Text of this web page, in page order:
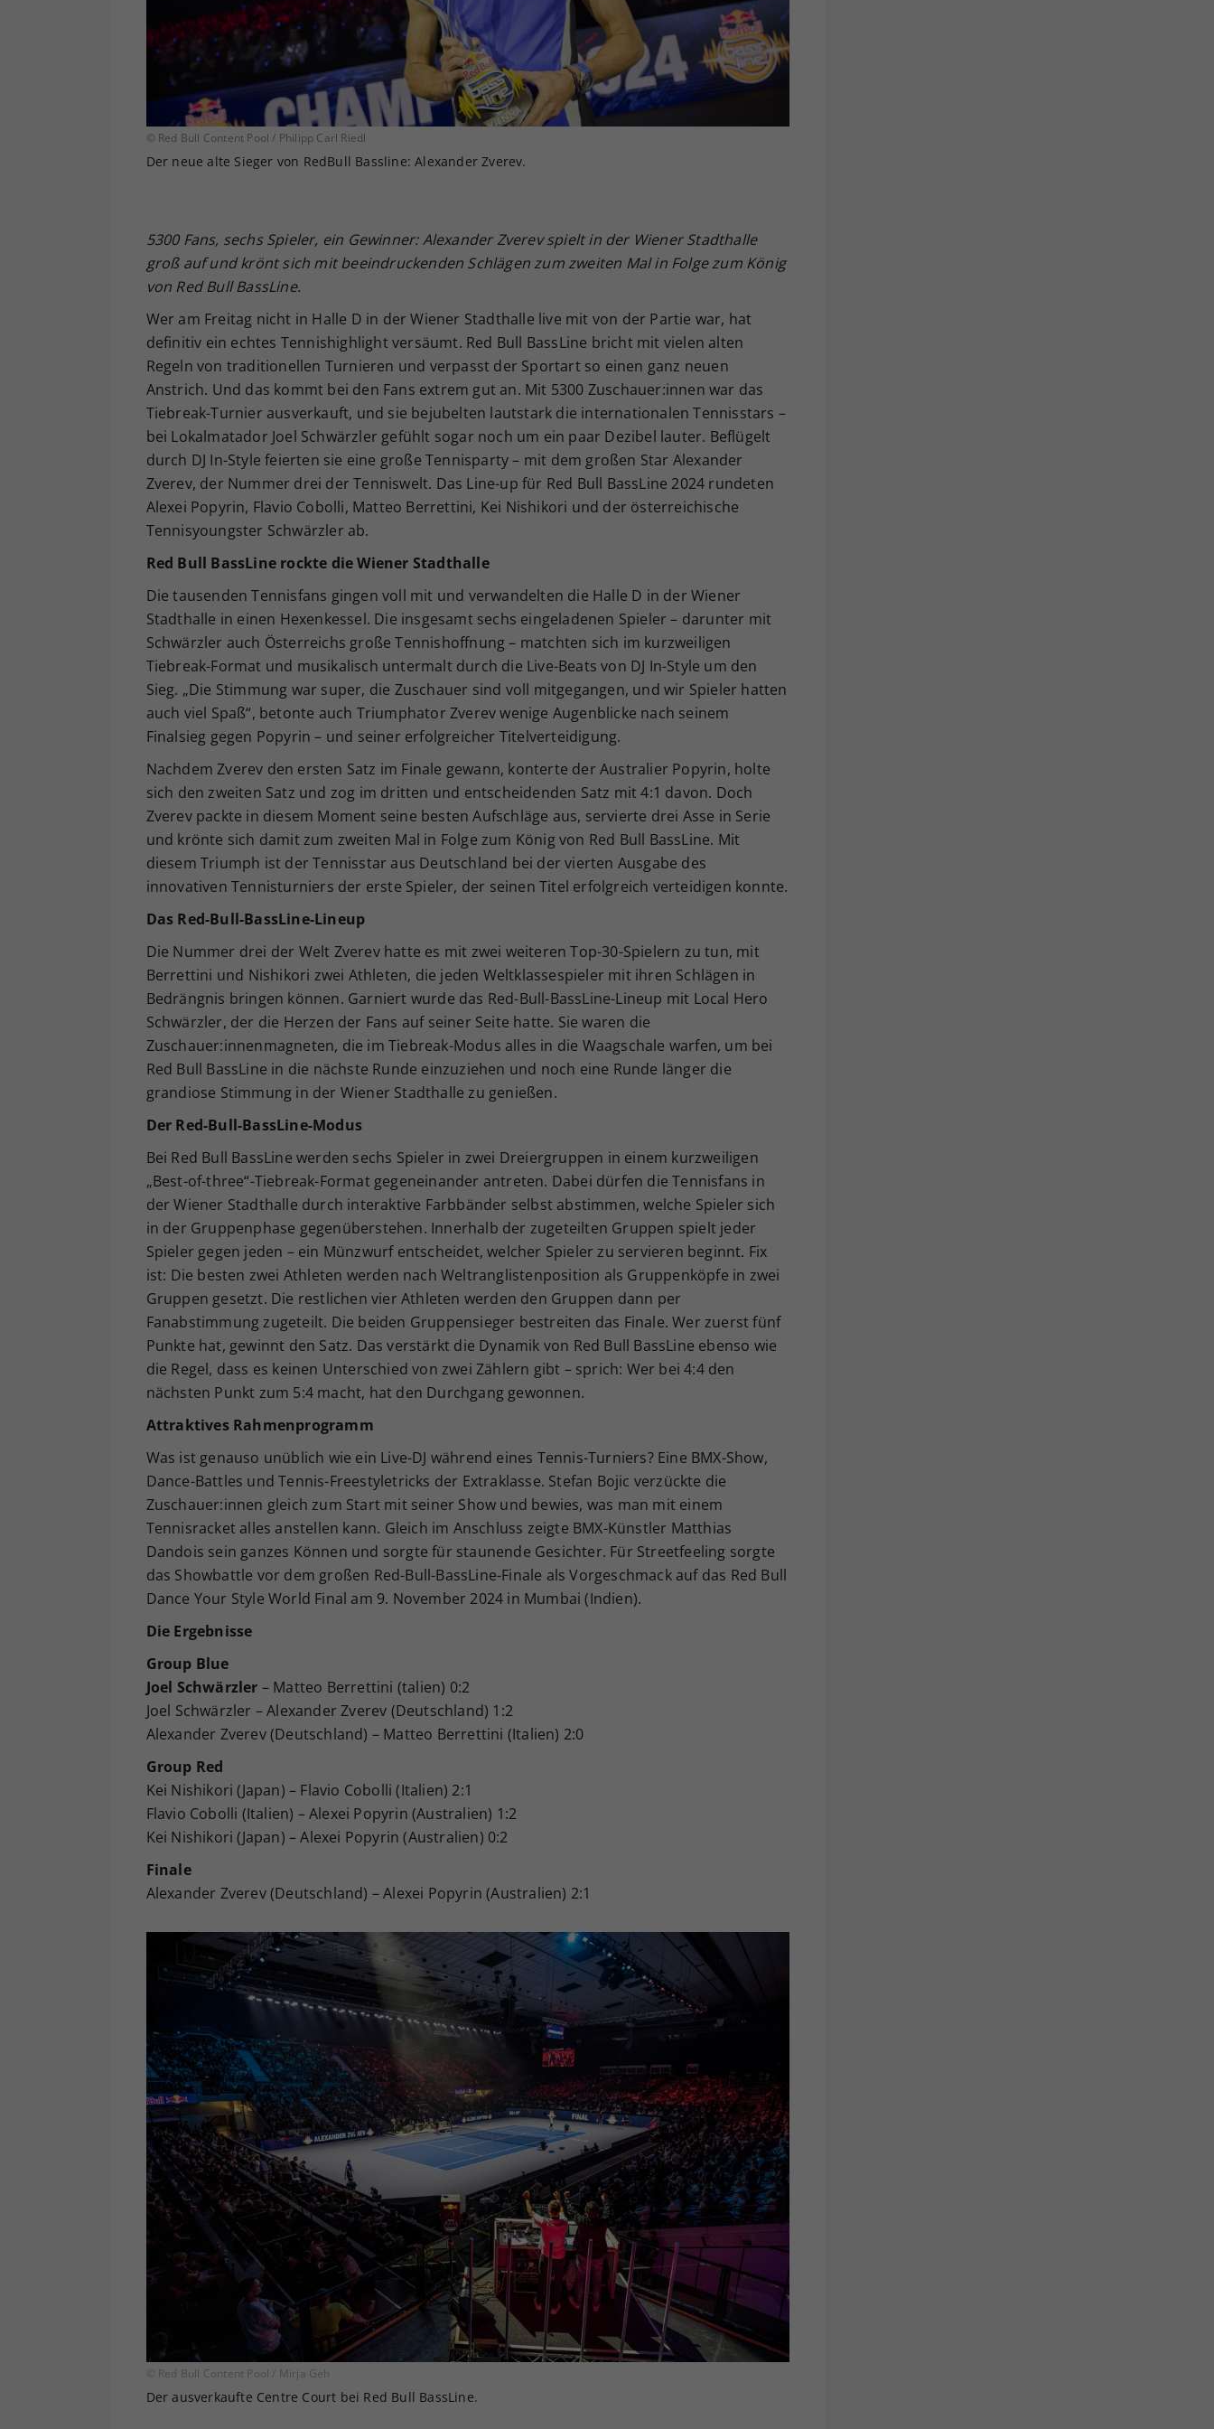
© Red Bull Content Pool / Philipp Carl Riedl
Der neue alte Sieger von RedBull Bassline: Alexander Zverev.
5300 Fans, sechs Spieler, ein Gewinner: Alexander Zverev spielt in der Wiener Stadthalle
groß auf und krönt sich mit beeindruckenden Schlägen zum zweiten Mal in Folge zum König
von Red Bull BassLine.
Wer am Freitag nicht in Halle D in der Wiener Stadthalle live mit von der Partie war, hat
definitiv ein echtes Tennishighlight versäumt. Red Bull BassLine bricht mit vielen alten
Regeln von traditionellen Turnieren und verpasst der Sportart so einen ganz neuen
Anstrich. Und das kommt bei den Fans extrem gut an. Mit 5300 Zuschauer:innen war das
Tiebreak-Turnier ausverkauft, und sie bejubelten lautstark die internationalen Tennisstars –
bei Lokalmatador Joel Schwärzler gefühlt sogar noch um ein paar Dezibel lauter. Beflügelt
durch DJ In-Style feierten sie eine große Tennisparty – mit dem großen Star Alexander
Zverev, der Nummer drei der Tenniswelt. Das Line-up für Red Bull BassLine 2024 rundeten
Alexei Popyrin, Flavio Cobolli, Matteo Berrettini, Kei Nishikori und der österreichische
Tennisyoungster Schwärzler ab.
Red Bull BassLine rockte die Wiener Stadthalle
Die tausenden Tennisfans gingen voll mit und verwandelten die Halle D in der Wiener
Stadthalle in einen Hexenkessel. Die insgesamt sechs eingeladenen Spieler – darunter mit
Schwärzler auch Österreichs große Tennishoffnung – matchten sich im kurzweiligen
Tiebreak-Format und musikalisch untermalt durch die Live-Beats von DJ In-Style um den
Sieg. „Die Stimmung war super, die Zuschauer sind voll mitgegangen, und wir Spieler hatten
auch viel Spaß“, betonte auch Triumphator Zverev wenige Augenblicke nach seinem
Finalsieg gegen Popyrin – und seiner erfolgreicher Titelverteidigung.
Nachdem Zverev den ersten Satz im Finale gewann, konterte der Australier Popyrin, holte
sich den zweiten Satz und zog im dritten und entscheidenden Satz mit 4:1 davon. Doch
Zverev packte in diesem Moment seine besten Aufschläge aus, servierte drei Asse in Serie
und krönte sich damit zum zweiten Mal in Folge zum König von Red Bull BassLine. Mit
diesem Triumph ist der Tennisstar aus Deutschland bei der vierten Ausgabe des
innovativen Tennisturniers der erste Spieler, der seinen Titel erfolgreich verteidigen konnte.
Das Red-Bull-BassLine-Lineup
Die Nummer drei der Welt Zverev hatte es mit zwei weiteren Top-30-Spielern zu tun, mit
Berrettini und Nishikori zwei Athleten, die jeden Weltklassespieler mit ihren Schlägen in
Bedrängnis bringen können. Garniert wurde das Red-Bull-BassLine-Lineup mit Local Hero
Schwärzler, der die Herzen der Fans auf seiner Seite hatte. Sie waren die
Zuschauer:innenmagneten, die im Tiebreak-Modus alles in die Waagschale warfen, um bei
Red Bull BassLine in die nächste Runde einzuziehen und noch eine Runde länger die
grandiose Stimmung in der Wiener Stadthalle zu genießen.
Der Red-Bull-BassLine-Modus
Bei Red Bull BassLine werden sechs Spieler in zwei Dreiergruppen in einem kurzweiligen
„Best-of-three“-Tiebreak-Format gegeneinander antreten. Dabei dürfen die Tennisfans in
der Wiener Stadthalle durch interaktive Farbbänder selbst abstimmen, welche Spieler sich
in der Gruppenphase gegenüberstehen. Innerhalb der zugeteilten Gruppen spielt jeder
Spieler gegen jeden – ein Münzwurf entscheidet, welcher Spieler zu servieren beginnt. Fix
ist: Die besten zwei Athleten werden nach Weltranglistenposition als Gruppenköpfe in zwei
Gruppen gesetzt. Die restlichen vier Athleten werden den Gruppen dann per
Fanabstimmung zugeteilt. Die beiden Gruppensieger bestreiten das Finale. Wer zuerst fünf
Punkte hat, gewinnt den Satz. Das verstärkt die Dynamik von Red Bull BassLine ebenso wie
die Regel, dass es keinen Unterschied von zwei Zählern gibt – sprich: Wer bei 4:4 den
nächsten Punkt zum 5:4 macht, hat den Durchgang gewonnen.
Attraktives Rahmenprogramm
Was ist genauso unüblich wie ein Live-DJ während eines Tennis-Turniers? Eine BMX-Show,
Dance-Battles und Tennis-Freestyletricks der Extraklasse. Stefan Bojic verzückte die
Zuschauer:innen gleich zum Start mit seiner Show und bewies, was man mit einem
Tennisracket alles anstellen kann. Gleich im Anschluss zeigte BMX-Künstler Matthias
Dandois sein ganzes Können und sorgte für staunende Gesichter. Für Streetfeeling sorgte
das Showbattle vor dem großen Red-Bull-BassLine-Finale als Vorgeschmack auf das Red Bull
Dance Your Style World Final am 9. November 2024 in Mumbai (Indien).
Die Ergebnisse
Group Blue
Joel Schwärzler – Matteo Berrettini (talien) 0:2
Joel Schwärzler – Alexander Zverev (Deutschland) 1:2
Alexander Zverev (Deutschland) – Matteo Berrettini (Italien) 2:0
Group Red
Kei Nishikori (Japan) – Flavio Cobolli (Italien) 2:1
Flavio Cobolli (Italien) – Alexei Popyrin (Australien) 1:2
Kei Nishikori (Japan) – Alexei Popyrin (Australien) 0:2
Finale
Alexander Zverev (Deutschland) – Alexei Popyrin (Australien) 2:1
© Red Bull Content Pool / Mirja Geh
Der ausverkaufte Centre Court bei Red Bull BassLine.
Ihrer vorgenommen Einstellungen, falls der
Webseiten-Betreiber dies eingestellt hat.